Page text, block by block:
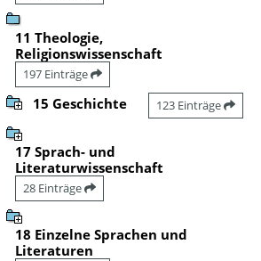
11 Theologie,
Religionswissenschaft
197 Einträge
15 Geschichte 123 Einträge
17 Sprach- und
Literaturwissenschaft
28 Einträge
18 Einzelne Sprachen und
Literaturen